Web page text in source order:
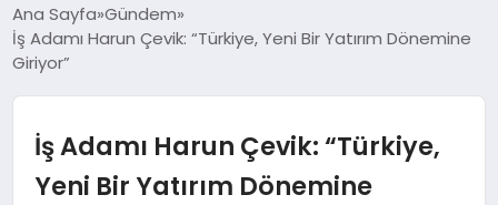
DÜNYA
EKONOMI
Ana Sayfa Gündem
İş Adamı Harun Çevik: “Türkiye, Yeni Bir Yatırım Dönemine
Giriyor”
İş Adamı Harun Çevik: “Türkiye,
Yeni Bir Yatırım Dönemine